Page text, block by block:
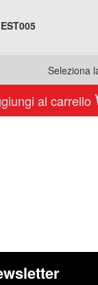
Seleziona
al carrello